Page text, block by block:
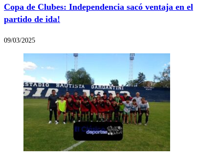
Copa de Clubes: Independencia sacó ventaja en el
partido de ida!
09/03/2025